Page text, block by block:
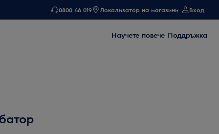
0800 46 019 Локализатор на магазини Вход
Научете повече Поддръжка